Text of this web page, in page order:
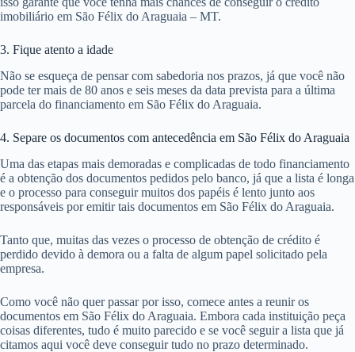
imobiliário em São Félix do Araguaia – MT.
3. Fique atento a idade
Não se esqueça de pensar com sabedoria nos prazos, já que você não
pode ter mais de 80 anos e seis meses da data prevista para a última
parcela do financiamento em São Félix do Araguaia.
4. Separe os documentos com antecedência em São Félix do Araguaia
Uma das etapas mais demoradas e complicadas de todo financiamento
é a obtenção dos documentos pedidos pelo banco, já que a lista é longa
e o processo para conseguir muitos dos papéis é lento junto aos
responsáveis por emitir tais documentos em São Félix do Araguaia.
Tanto que, muitas das vezes o processo de obtenção de crédito é
perdido devido à demora ou a falta de algum papel solicitado pela
empresa.
Como você não quer passar por isso, comece antes a reunir os
documentos em São Félix do Araguaia. Embora cada instituição peça
coisas diferentes, tudo é muito parecido e se você seguir a lista que já
citamos aqui você deve conseguir tudo no prazo determinado.